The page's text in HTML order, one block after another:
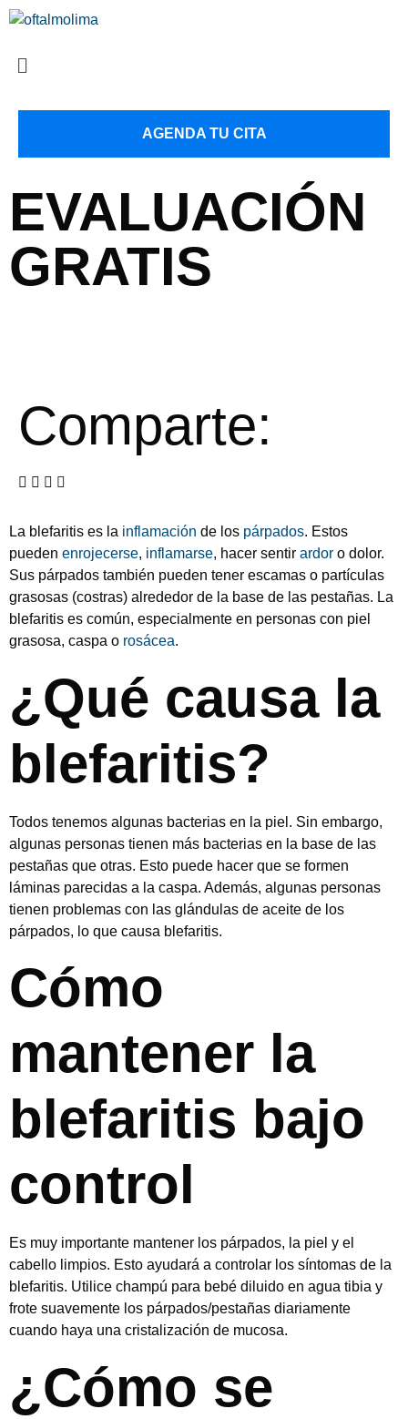
AGENDA TU CITA
EVALUACIÓN
GRATIS
Comparte:
La blefaritis es la inflamación de los párpados. Estos
pueden enrojecerse, inflamarse, hacer sentir ardor o dolor.
Sus párpados también pueden tener escamas o partículas
grasosas (costras) alrededor de la base de las pestañas. La
blefaritis es común, especialmente en personas con piel
grasosa, caspa o rosácea.
¿Qué causa la
blefaritis?
Todos tenemos algunas bacterias en la piel. Sin embargo,
algunas personas tienen más bacterias en la base de las
pestañas que otras. Esto puede hacer que se formen
láminas parecidas a la caspa. Además, algunas personas
tienen problemas con las glándulas de aceite de los
párpados, lo que causa blefaritis.
Cómo
mantener la
blefaritis bajo
control
Es muy importante mantener los párpados, la piel y el
cabello limpios. Esto ayudará a controlar los síntomas de la
blefaritis. Utilice champú para bebé diluido en agua tibia y
frote suavemente los párpados/pestañas diariamente
cuando haya una cristalización de mucosa.
¿Cómo se